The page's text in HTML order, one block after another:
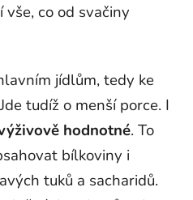
vše, co od svačiny
jídlům, tedy ke
tudíž o menší porce. I
hodnotné. To
bílkoviny i
tuků a sacharidů.